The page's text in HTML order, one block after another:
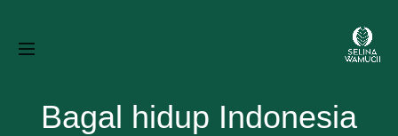
Bagal hidup Indonesia